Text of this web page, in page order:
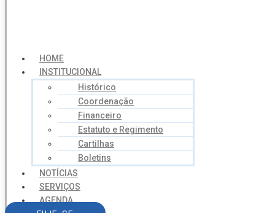
HOME
INSTITUCIONAL
Histórico
Coordenação
Financeiro
Estatuto e Regimento
Cartilhas
Boletins
NOTÍCIAS
SERVIÇOS
AGENDA